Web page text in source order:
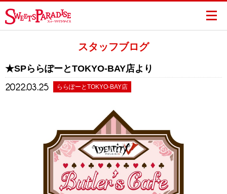
スタッフブログ
★SPららぽーとTOKYO-BAY店より
2022.03.25 ららぽーとTOKYO-BAY店